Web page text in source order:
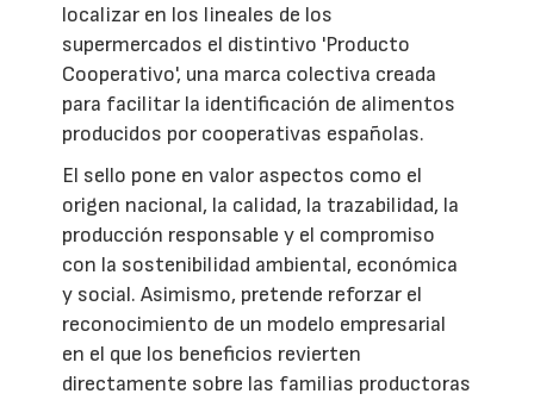
localizar en los lineales de los
supermercados el distintivo 'Producto
Cooperativo', una marca colectiva creada
para facilitar la identificación de alimentos
producidos por cooperativas españolas.
El sello pone en valor aspectos como el
origen nacional, la calidad, la trazabilidad, la
producción responsable y el compromiso
con la sostenibilidad ambiental, económica
y social. Asimismo, pretende reforzar el
reconocimiento de un modelo empresarial
en el que los beneficios revierten
directamente sobre las familias productoras